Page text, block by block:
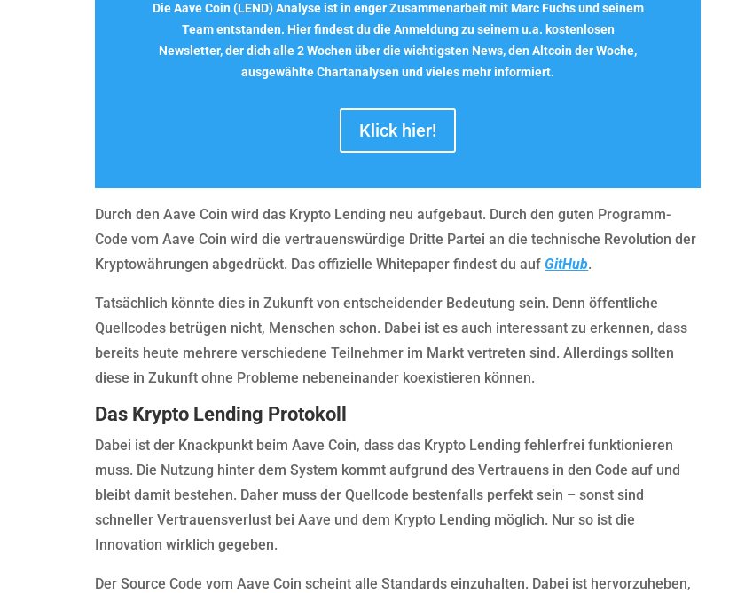
Die Aave Coin (LEND) Analyse ist in enger Zusammenarbeit mit Marc Fuchs und seinem
Team entstanden. Hier findest du die Anmeldung zu seinem u.a. kostenlosen
Newsletter, der dich alle 2 Wochen über die wichtigsten News, denAltcoin der Woche,
ausgewählteChartanalysen und vieles mehr informiert.
Klick hier!
Durch den Aave Coin wird das Krypto Lending neu aufgebaut. Durch den guten Programm-
Code vom Aave Coin wird die vertrauenswürdige Dritte Partei an die technische Revolution der
Kryptowährungen abgedrückt. Das offizielle Whitepaper findest du aufGitHub.
Tatsächlich könnte dies in Zukunft von entscheidender Bedeutung sein. Denn öffentliche
Quellcodes betrügen nicht, Menschen schon. Dabei ist es auch interessant zu erkennen, dass
bereits heute mehrere verschiedene Teilnehmer im Markt vertreten sind. Allerdings sollten
diese in Zukunft ohne Probleme nebeneinander koexistieren können.
Das Krypto Lending Protokoll
Dabei ist der Knackpunkt beim Aave Coin, dass das Krypto Lending fehlerfrei funktionieren
muss. Die Nutzung hinter dem System kommt aufgrund des Vertrauens in den Code auf und
bleibt damit bestehen. Daher muss der Quellcode bestenfalls perfekt sein – sonst sind
schneller Vertrauensverlust bei Aave und dem Krypto Lending möglich. Nur so ist die
Innovation wirklich gegeben.
Der Source Code vom Aave Coin scheint alle Standards einzuhalten. Dabei ist hervorzuheben,